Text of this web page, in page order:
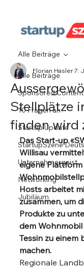
Alle Beiträge
Sponsored Content
10 Fragen an
Startup Update
StartupSzene
Unternehmergeist
Networking
Jubiläum
Alle Beiträge
Stellplätze
finden wird
Florian Hasler7.
Das Start-up
Willisau
eigene
Hosts arbeitet
zusammen, um
Produkte zu
dem Wohnmobil
Tessin zu einem
machen.
Regionale